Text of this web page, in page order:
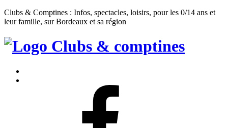
Clubs & Comptines : Infos, spectacles, loisirs, pour les 0/14 ans et
leur famille, sur Bordeaux et sa région
Clubs
Comptines